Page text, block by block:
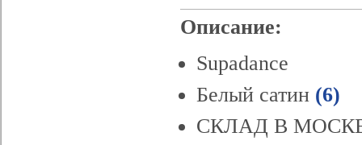
Описание:
Supadance
Белый сатин (6)
СКЛАД В